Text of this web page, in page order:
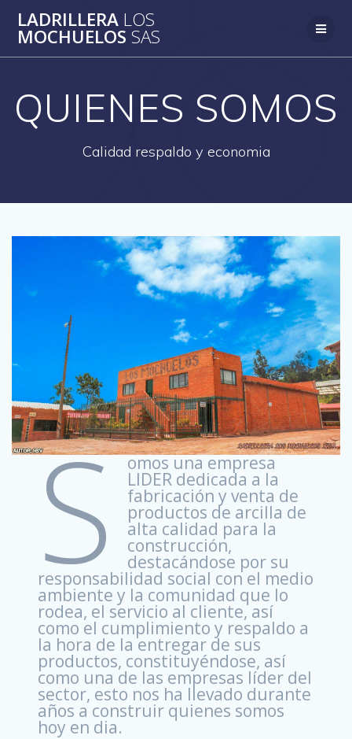
LADRILLERA LOS
MOCHUELOS SAS
QUIENES SOMOS
Calidad respaldo y economia
S omos una empresa
LIDER dedicada a la
fabricación y venta de
productos de arcilla de
alta calidad para la
construcción,
destacándose por su
responsabilidad social con el medio
ambiente y la comunidad que lo
rodea, el servicio al cliente, así
como el cumplimiento y respaldo a
la hora de la entregar de sus
productos, constituyéndose, así
como una de las empresas líder del
sector, esto nos ha llevado durante
años a construir quienes somos
hoy en dia.